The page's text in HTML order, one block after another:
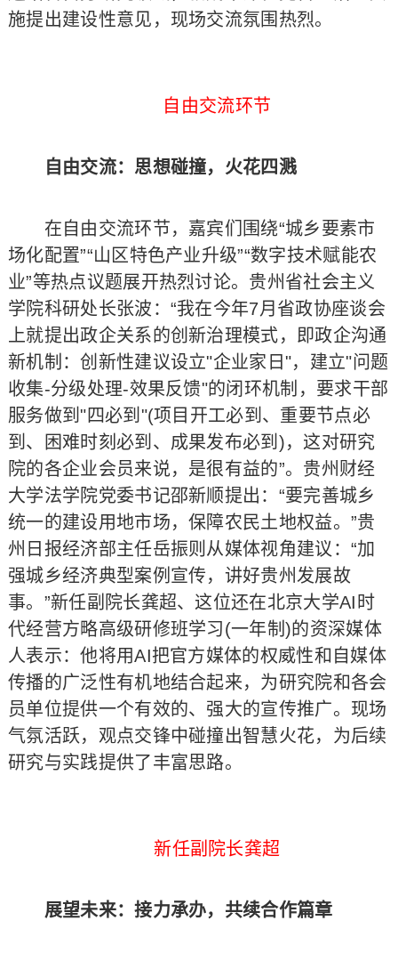
施提出建设性意见，现场交流氛围热烈。
自由交流环节
自由交流：思想碰撞，火花四溅
在自由交流环节，嘉宾们围绕“城乡要素市
场化配置”“山区特色产业升级”“数字技术赋能农
业”等热点议题展开热烈讨论。贵州省社会主义
学院科研处长张波：“我在今年7月省政协座谈会
上就提出政企关系的创新治理模式，即政企沟通
新机制：创新性建议设立"企业家日"，建立"问题
收集-分级处理-效果反馈"的闭环机制，要求干部
服务做到"四必到"(项目开工必到、重要节点必
到、困难时刻必到、成果发布必到)，这对研究
院的各企业会员来说，是很有益的”。贵州财经
大学法学院党委书记邵新顺提出：“要完善城乡
统一的建设用地市场，保障农民土地权益。”贵
州日报经济部主任岳振则从媒体视角建议：“加
强城乡经济典型案例宣传，讲好贵州发展故
事。”新任副院长龚超、这位还在北京大学AI时
代经营方略高级研修班学习(一年制)的资深媒体
人表示：他将用AI把官方媒体的权威性和自媒体
传播的广泛性有机地结合起来，为研究院和各会
员单位提供一个有效的、强大的宣传推广。现场
气氛活跃，观点交锋中碰撞出智慧火花，为后续
研究与实践提供了丰富思路。
新任副院长龚超
展望未来：接力承办，共续合作篇章